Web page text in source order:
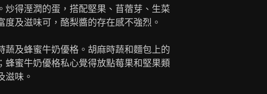
得溼潤的蛋，搭配堅果、苜蓿芽、生菜
度及滋味可，酪梨醬的存在感不強烈。
及蜂蜜牛奶優格。胡麻時蔬和麵包上的
蜂蜜牛奶優格私心覺得放點莓果和堅果類
滋味。